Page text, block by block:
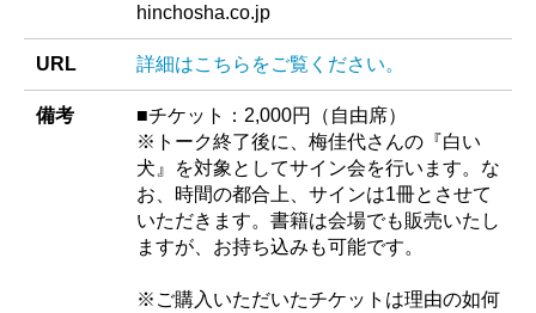
hinchosha.co.jp
URL 詳細はこちらをご覧ください。
備考
■チケット：2,000円（自由席）
※トーク終了後に、梅佳代さんの『白い
犬』を対象としてサイン会を行います。な
お、時間の都合上、サインは1冊とさせて
いただきます。書籍は会場でも販売いたし
ますが、お持ち込みも可能です。
※ご購入いただいたチケットは理由の如何